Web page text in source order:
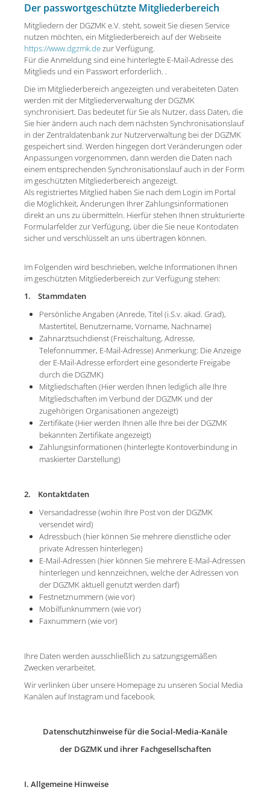
Der passwortgeschützte Mitgliederbereich
Mitgliedern der DGZMK e.V. steht, soweit Sie diesen Service
nutzen möchten, ein Mitgliederbereich auf der Webseite
https://www.dgzmk.dezur Verfügung.
Für die Anmeldung sind eine hinterlegte E-Mail-Adresse des
Mitglieds und ein Passwort erforderlich. .
Die im Mitgliederbereich angezeigten und verabeiteten Daten
werden mit der Mitgliederverwaltung der DGZMK
synchronisiert. Das bedeutet für Sie als Nutzer, dass Daten, die
Sie hier ändern auch nach dem nächsten Synchronisationslauf
in der Zentraldatenbank zur Nutzerverwaltung bei der DGZMK
gespeichert sind. Werden hingegen dort Veränderungen oder
Anpassungen vorgenommen, dann werden die Daten nach
einem entsprechenden Synchronisationslauf auch in der Form
im geschützten Mitgliederbereich angezeigt.
Als registriertes Mitglied haben Sie nach dem Login im Portal
die Möglichkeit, Änderungen Ihrer Zahlungsinformationen
direkt an uns zu übermitteln. Hierfür stehen Ihnen strukturierte
Formularfelder zur Verfügung, über die Sie neue Kontodaten
sicher und verschlüsselt an uns übertragen können.
Im Folgenden wird beschrieben, welche Informationen Ihnen
im geschützten Mitgliederbereich zur Verfügung stehen:
1. Stammdaten
Persönliche Angaben (Anrede, Titel (i.S.v. akad. Grad),
Mastertitel, Benutzername, Vorname, Nachname)
Zahnarztsuchdienst (Freischaltung, Adresse,
Telefonnummer, E-Mail-Adresse) Anmerkung: Die Anzeige
der E-Mail-Adresse erfordert eine gesonderte Freigabe
durch die DGZMK)
Mitgliedschaften (Hier werden Ihnen lediglich alle Ihre
Mitgliedschaften im Verbund der DGZMK und der
zugehörigen Organisationen angezeigt)
Zertifikate (Hier werden Ihnen alle Ihre bei der DGZMK
bekannten Zertifikate angezeigt)
Zahlungsinformationen (hinterlegte Kontoverbindung in
maskierter Darstellung)
2. Kontaktdaten
Versandadresse (wohin Ihre Post von der DGZMK
versendet wird)
Adressbuch (hier können Sie mehrere dienstliche oder
private Adressen hinterlegen)
E-Mail-Adressen (hier können Sie mehrere E-Mail-Adressen
hinterlegen und kennzeichnen, welche der Adressen von
der DGZMK aktuell genutzt werden darf)
Festnetznummern (wie vor)
Mobilfunknummern (wie vor)
Faxnummern (wie vor)
Ihre Daten werden ausschließlich zu satzungsgemäßen
Zwecken verarbeitet.
Wir verlinken über unsere Homepage zu unseren Social Media
Kanälen auf Instagram und facebook.
Datenschutzhinweise für die Social-Media-Kanäle
der DGZMK und ihrer Fachgesellschaften
I. Allgemeine Hinweise